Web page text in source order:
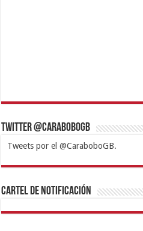
Twitter @CaraboboGB
Tweets por el @CaraboboGB.
1xbetBetturkeyBetistKralbet
https://mvbcasino.com/
Cartel de Notificación